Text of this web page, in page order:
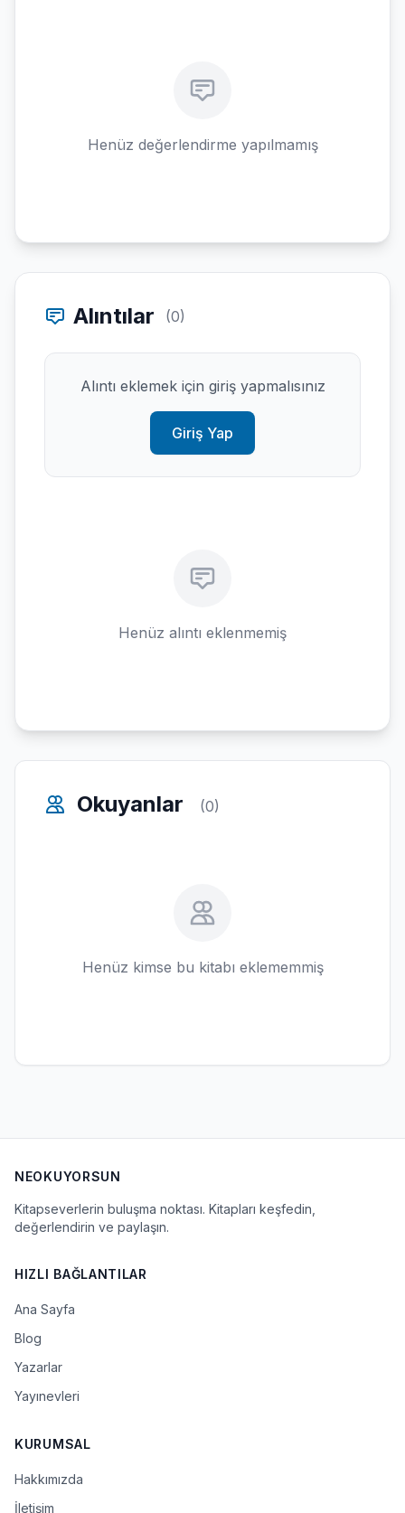
Henüz değerlendirme yapılmamış
Alıntılar (0)
Alıntı eklemek için giriş yapmalısınız
Giriş Yap
Henüz alıntı eklenmemiş
Okuyanlar (0)
Henüz kimse bu kitabı eklememmiş
NEOKUYORSUN
Kitapseverlerin buluşma noktası. Kitapları keşfedin,
değerlendirin ve paylaşın.
HIZLI BAĞLANTILAR
Ana Sayfa
Blog
Yazarlar
Yayınevleri
KURUMSAL
Hakkımızda
İletişim